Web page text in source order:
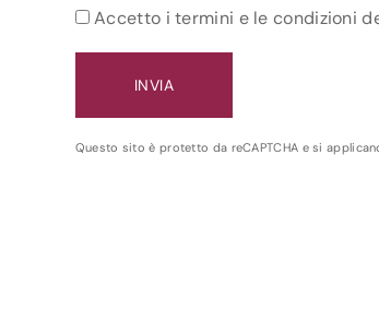
Accetto i termini e le condizioni
Questo sito è protetto da reCAPTCHA e si